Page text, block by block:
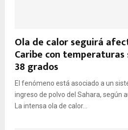
Ola de calor seguirá
Caribe con temperaturas
38 grados
El fenómeno está asociado a un
ingreso de polvo del Sahara, según
La intensa ola de calor...